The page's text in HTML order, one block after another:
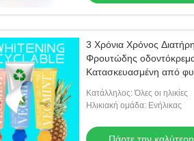
3 Χρόνια Χρόνος
Φρουτώδης
Κατασκευασμένη από
Κατάλληλος: Όλες οι ηλικίες
Ηλικιακή ομάδα: Ενήλικας